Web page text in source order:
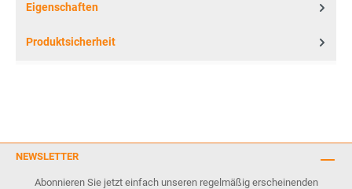
Eigenschaften
Produktsicherheit
NEWSLETTER
Abonnieren Sie jetzt einfach unseren regelmäßig erscheinenden